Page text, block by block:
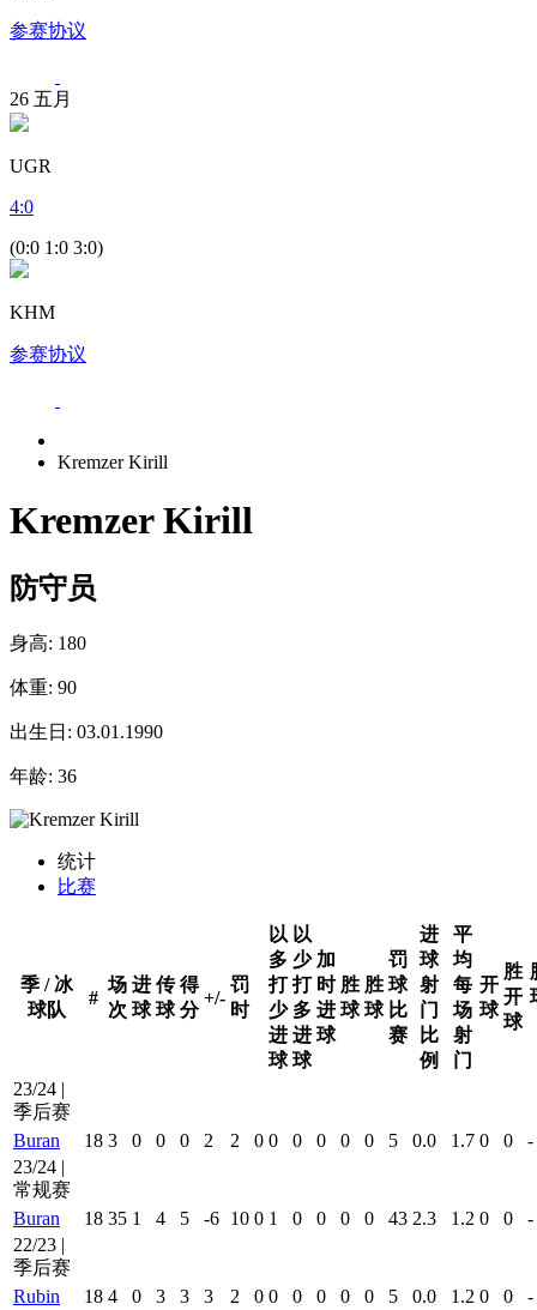
参赛协议
26 五月
UGR
4:0
(0:0 1:0 3:0)
KHM
参赛协议
Kremzer Kirill
Kremzer Kirill
防守员
身高: 180
体重: 90
出生日: 03.01.1990
年龄: 36
统计
比赛
季 / 冰
球队
#
场
次
进
球
传
球
得
分
+/-
罚
时
以
多
打
少
进
球
以
少
打
多
进
球
加
时
进
球
胜
球
胜
球
罚
球
比
赛
进
球
射
门
比
例
平
均
每
场
射
门
开
球
胜
开
球
23/24 |
季后赛
Buran
18 3 0 0 0 2 2 0 0 0 0 0 0 5 0.0 1.7 0 0
-
23/24 |
常规赛
Buran
18 35 1 4 5 -6 10 0 1 0 0 0 0 43 2.3 1.2 0 0
-
22/23 |
季后赛
Rubin
18 4 0 3 3 3 2 0 0 0 0 0 0 5 0.0 1.2 0 0
-